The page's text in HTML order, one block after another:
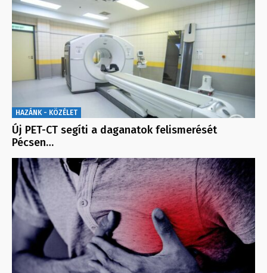
HAZÁNK - KÖZÉLET
Új PET-CT segíti a daganatok felismerését
Pécsen…